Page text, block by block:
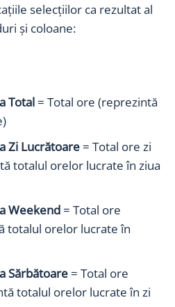
selecțiilor ca rezultat al
și coloane:
Total = Total ore (reprezintă
Zi Lucrătoare = Total ore zi
totalul orelor lucrate în ziua
Weekend = Total ore
totalul orelor lucrate în
Sărbătoare = Total ore
totalul orelor lucrate în zi